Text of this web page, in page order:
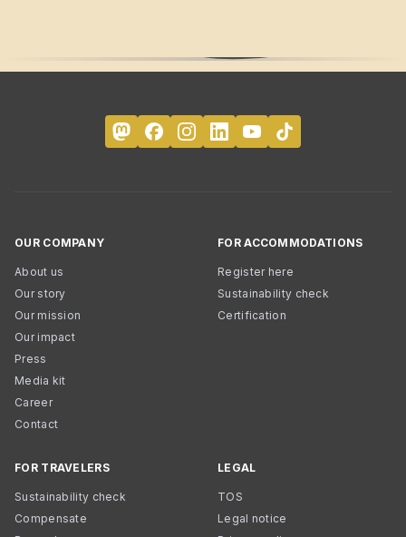
OUR COMPANY
About us
Our story
Our mission
Our impact
Press
Media kit
Career
Contact
FOR ACCOMMODATIONS
Register here
Sustainability check
Certification
FOR TRAVELERS
Sustainability check
Compensate
LEGAL
TOS
Legal notice